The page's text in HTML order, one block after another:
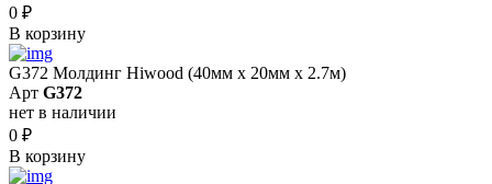
0 ₽
В корзину
G372 Молдинг Hiwood (40мм х 20мм х 2.7м)
Арт G372
нет в наличии
0 ₽
В корзину